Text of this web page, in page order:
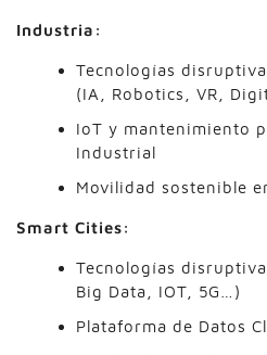
Industria:
Tecnologías
(IA, Robotics, VR,
IoT y mantenimiento
Industrial
Movilidad sostenible
Smart Cities:
Tecnologías
Big Data, IOT, 5G…)
Plataforma de Datos